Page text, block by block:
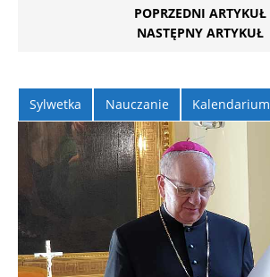
POPRZEDNI ARTYKUŁ
NASTĘPNY ARTYKUŁ
Sylwetka Nauczanie Kalendarium